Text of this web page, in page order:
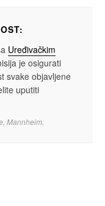
Uređivačkim
je osigurati
svake objavljene
uputiti
Mannheim.